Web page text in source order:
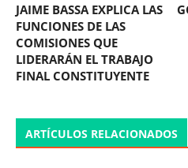
JAIME BASSA EXPLICA LAS
FUNCIONES DE LAS
COMISIONES QUE
LIDERARÁN EL TRABAJO
FINAL CONSTITUYENTE
ARTÍCULOS RELACIONADOS